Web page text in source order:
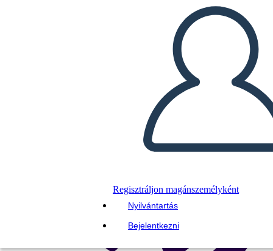
Regisztráljon magánszemélyként
Nyilvántartás
Bejelentkezni
DIAVETÍTÉS LEJÁTSZÁSA
OLVASS NEKEM